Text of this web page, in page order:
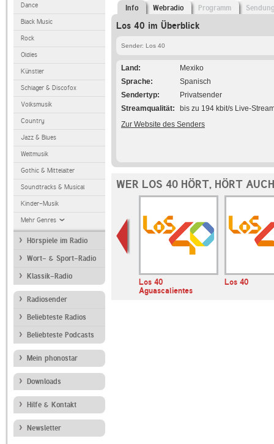
Dance
Black Music
Rock
Oldies
Künstler
Schlager & Discofox
Volksmusik
Country
Jazz & Blues
Weltmusik
Gothic & Mittelalter
Soundtracks & Musical
Kinder-Musik
Mehr Genres
Hörspiele im Radio
Wort- & Sport-Radio
Klassik-Radio
Radiosender
Beliebteste Radios
Beliebteste Podcasts
Mein phonostar
Downloads
Hilfe & Kontakt
Newsletter
Info Webradio Programm
Los 40 im Überblick
Sender: Los 40
Land
Mexiko
Sprache
Spanisch
Sendertyp
Privatsender
Streamqualität
bis zu 194 kbit/s Live-
Zur Website des Senders
WER LOS 40 HÖRT, HÖRT AUCH
Los 40
Aguascalientes
Los 40